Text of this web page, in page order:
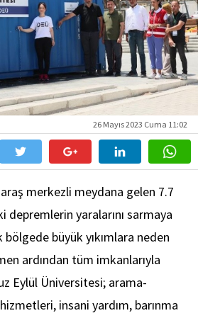
26 Mayıs 2023 Cuma 11:02
merkezli meydana gelen 7.7
depremlerin yaralarını sarmaya
büyük yıkımlara neden
ardından tüm imkanlarıyla
Eylül Üniversitesi; arama-
insani yardım, barınma